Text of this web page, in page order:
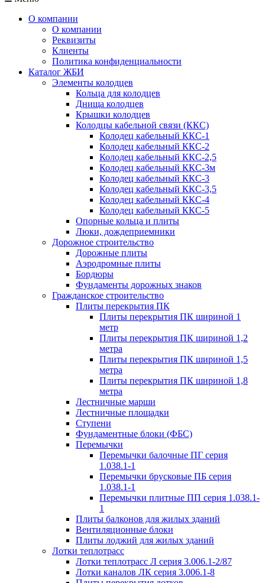
О компании
О компании
Реквизиты
Клиенты
Политика конфиденциальности
Каталог ЖБИ
Элементы колодцев
Кольца для колодцев
Днища колодцев
Крышки колодцев
Колодцы кабельной связи (ККС)
Колодец кабельный ККС-1
Колодец кабельный ККС-2
Колодец кабельный ККС-2,5
Колодец кабельный ККС-3м
Колодец кабельный ККС-3
Колодец кабельный ККС-3,5
Колодец кабельный ККС-4
Колодец кабельный ККС-5
Опорные кольца и плиты
Люки, дождеприемники
Дорожное строительство
Дорожные плиты
Аэродромные плиты
Бордюры
Фундаменты дорожных знаков
Гражданское строительство
Плиты перекрытия ПК
Плиты перекрытия ПК шириной 1
метр
Плиты перекрытия ПК шириной 1,2
метра
Плиты перекрытия ПК шириной 1,5
метра
Плиты перекрытия ПК шириной 1,8
метра
Лестничные марши
Лестничные площадки
Ступени
Фундаментные блоки (ФБС)
Перемычки
Перемычки балочные ПГ серия
1.038.1-1
Перемычки брусковые ПБ серия
1.038.1-1
Перемычки плитные ПП серия 1.038.1-
1
Плиты балконов для жилых зданий
Вентиляционные блоки
Плиты лоджий для жилых зданий
Лотки теплотрасс
Лотки теплотрасс Л серия 3.006.1-2/87
Лотки каналов ЛК серия 3.006.1-8